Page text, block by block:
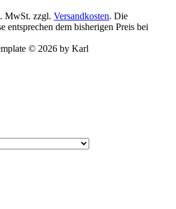
MwSt. zzgl. Versandkosten. Die
entsprechen dem bisherigen Preis bei
© 2026 by Karl